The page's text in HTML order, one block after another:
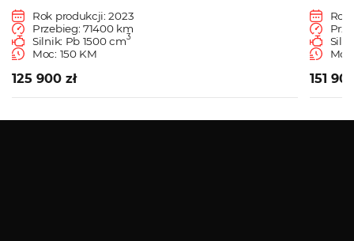
Rok produkcji: 2023
Przebieg: 71400 km
Silnik: Pb 1500 cm3
Moc: 150 KM
125 900 zł
Rok
151